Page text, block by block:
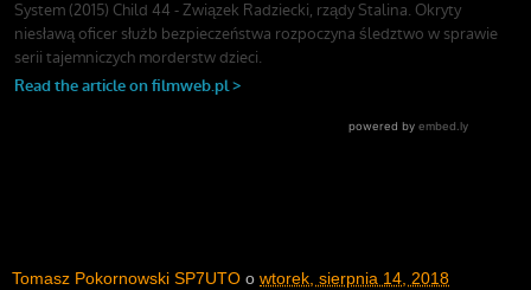
Tomasz Pokornowski SP7UTO o wtorek, sierpnia 14, 2018